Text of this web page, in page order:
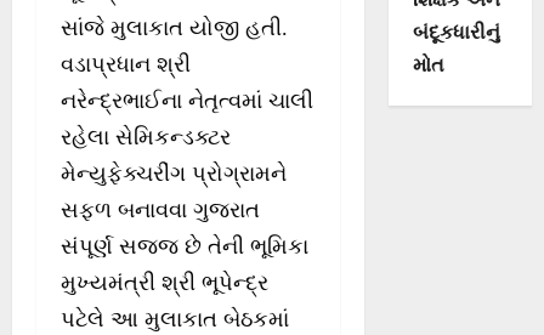
સાંજે મુલાકાત યોજી હતી.
વડાપ્રધાન શ્રી
નરેન્‍દ્રભાઈના નેતૃત્વમાં ચાલી
રહેલા સેમિકન્‍ડક્ટર
મેન્યુફેક્ચરીંગ પ્રોગ્રામને
સફળ બનાવવા ગુજરાત
સંપૂર્ણ સજ્જ છે તેની ભૂમિકા
મુખ્યમંત્રી શ્રી ભૂપેન્‍દ્ર
પટેલે આ મુલાકાત બેઠકમાં
બંદૂકધારીનું
મોત